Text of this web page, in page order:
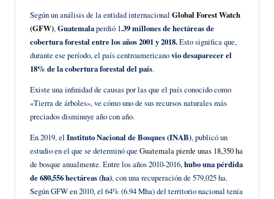
Según un análisis de la entidad internacional Global Forest Watch
(GFW),Guatemalaperdió 1.39 millones de hectáreas de
cobertura forestal entre los años 2001 y 2018.Esto significa que,
durante ese período, el país centroamericanovio desaparecer el
18% de la cobertura forestal del país.
Existe una infinidad de causas por las que el país conocido como
«Tierra de árboles», ve cómo uno de sus recursos naturales más
preciados disminuye año con año.
En 2019, el Instituto Nacional de Bosques (INAB), publicó un
estudio en el que se determinó que Guatemala pierde unas 18,350 ha
de bosque anualmente. Entre los años 2010-2016,hubo una pérdida
de 680,556 hectáreas (ha), con una recuperación de 579,025 ha.
Según GFW en 2010, el 64% (6.94 Mha) del territorio nacional tenía